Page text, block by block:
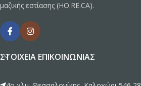
μαζικής εστίασης (HO.RE.CA).
ΣΤΟΙΧΕΊΑ ΕΠΙΚΟΙΝΩΝΊΑΣ